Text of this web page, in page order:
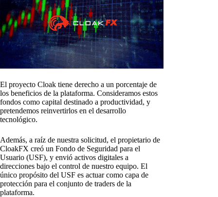
El proyecto Cloak tiene derecho a un porcentaje de
los beneficios de la plataforma. Consideramos estos
fondos como capital destinado a productividad, y
pretendemos reinvertirlos en el desarrollo
tecnológico.
Además, a raíz de nuestra solicitud, el propietario de
CloakFX creó un Fondo de Seguridad para el
Usuario (USF), y envió activos digitales a
direcciones bajo el control de nuestro equipo. El
único propósito del USF es actuar como capa de
protección para el conjunto de traders de la
plataforma.